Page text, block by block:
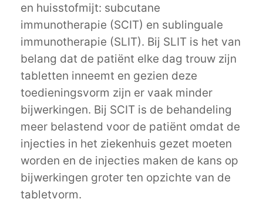
en huisstofmijt: subcutane
immunotherapie (SCIT) en sublinguale
immunotherapie (SLIT). Bij SLIT is het van
belang dat de patiënt elke dag trouw zijn
tabletten inneemt en gezien deze
toedieningsvorm zijn er vaak minder
bijwerkingen. Bij SCIT is de behandeling
meer belastend voor de patiënt omdat de
injecties in het ziekenhuis gezet moeten
worden en de injecties maken de kans op
bijwerkingen groter ten opzichte van de
tabletvorm.